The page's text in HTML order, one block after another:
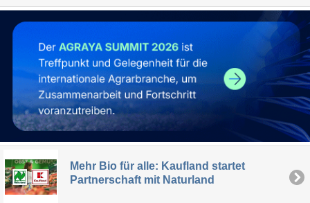
Mehr Bio für alle: Kaufland startet
Partnerschaft mit Naturland